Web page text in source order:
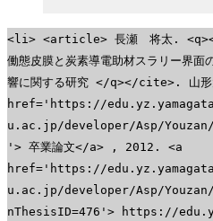
<li> <article> 長瀬 将太.
働態皮膜と炭素導電助材スラリー界面
響に関する研究 </q></cite>. 山形
href='https://
u.ac.jp/developer/Asp/
'> 卒業論文</a> , 2012. <a
href='https://
u.ac.jp/developer/Asp/Youzan/
nThesisID=476'> https://